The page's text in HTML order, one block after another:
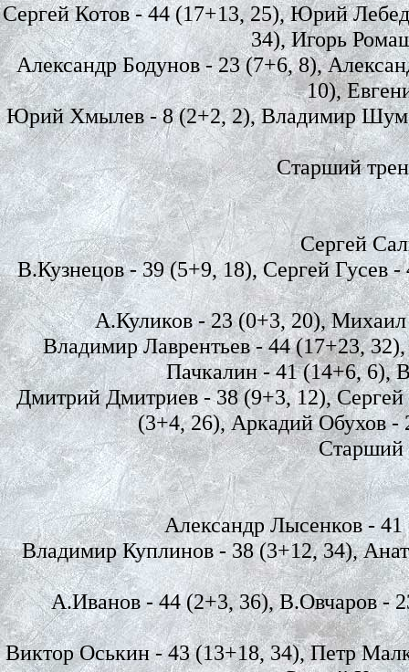
Сергей Котов - 44 (17+13, 25), Юрий
34), Игорь
Александр Бодунов - 23 (7+6, 8),
10),
Юрий Хмылев - 8 (2+2, 2), Владимир
Старший
Сергей
В.Кузнецов - 39 (5+9, 18), Сергей Гусев
А.Куликов - 23 (0+3, 20),
Владимир Лаврентьев - 44 (17+23,
Пачкалин - 41 (14+6, 6),
Дмитрий Дмитриев - 38 (9+3, 12),
(3+4, 26), Аркадий Обухов
Старший
Александр Лысенков -
Владимир Куплинов - 38 (3+12, 34),
А.Иванов - 44 (2+3, 36), В.Овчаров -
Виктор Оськин - 43 (13+18, 34), Петр